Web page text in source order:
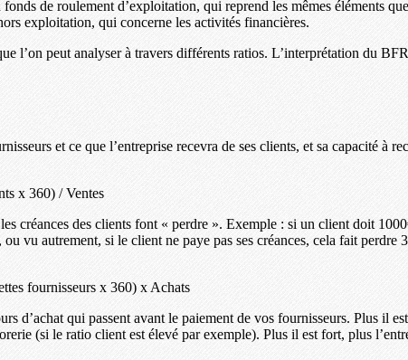
de roulement d’exploitation, qui reprend les mêmes éléments
exploitation, qui concerne les activités financières.
l’on peut analyser à travers différents ratios. L’interprétation du
et ce que l’entreprise recevra de ses clients, et sa capacité à
x 360) / Ventes
créances des clients font « perdre ». Exemple : si un client doit
vu autrement, si le client ne paye pas ses créances, cela fait perdre
fournisseurs x 360) x Achats
d’achat qui passent avant le paiement de vos fournisseurs. Plus il
(si le ratio client est élevé par exemple). Plus il est fort, plus